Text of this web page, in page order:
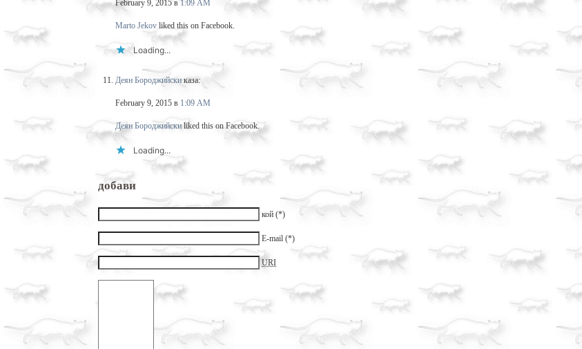
February 9, 2015 в1:09 AM
Marto Jekovliked this on Facebook.
Loading...
Деян Бороджийскиказа:
February 9, 2015 в 1:09 AM
Деян Бороджийскиliked this on Facebook.
Loading...
добави
кой (*)
E-mail (*)
URI